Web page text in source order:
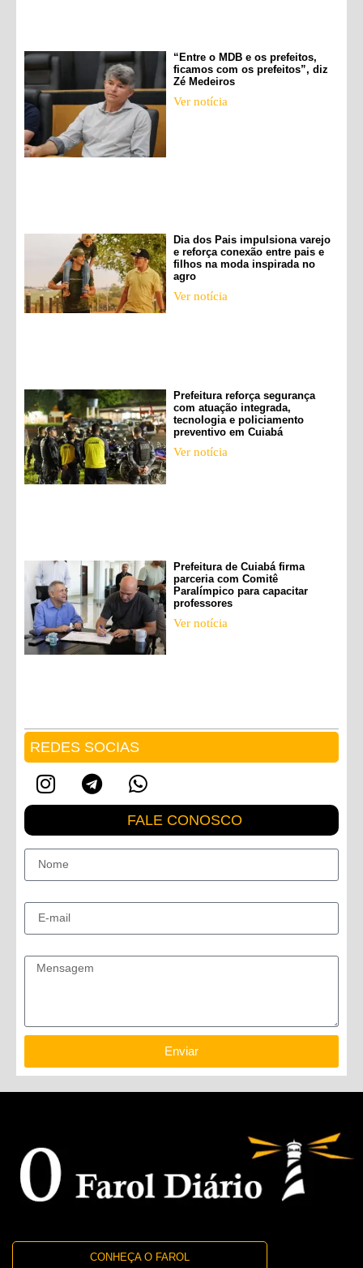
“Entre o MDB e os prefeitos,
ficamos com os prefeitos”, diz
Zé Medeiros
Ver notícia
Dia dos Pais impulsiona varejo
e reforça conexão entre pais e
filhos na moda inspirada no
agro
Ver notícia
Prefeitura reforça segurança
com atuação integrada,
tecnologia e policiamento
preventivo em Cuiabá
Ver notícia
Prefeitura de Cuiabá firma
parceria com Comitê
Paralímpico para capacitar
professores
Ver notícia
REDES SOCIAS
FALE CONOSCO
Enviar
CONHEÇA O FAROL